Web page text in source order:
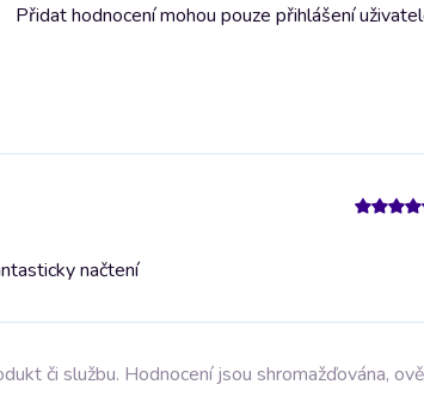
Přidat hodnocení mohou pouze přihlášení
načtení
či službu. Hodnocení jsou shromažďována,